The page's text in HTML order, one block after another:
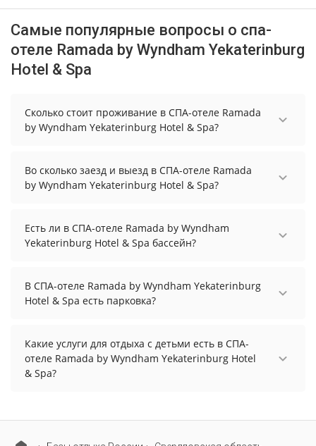
Самые популярные вопросы о спа-
отеле Ramada by Wyndham Yekaterinburg
Hotel & Spa
Сколько стоит проживание в СПА-отеле Ramada
by Wyndham Yekaterinburg Hotel & Spa?
в СПА-отеле Ramada by Wyndham Yekaterinburg
Hotel & Spa, выберите нужные даты и количество
гостей.
Во сколько заезд и выезд в СПА-отеле Ramada
by Wyndham Yekaterinburg Hotel & Spa?
осуществить до 12:00.
Есть ли в СПА-отеле Ramada by Wyndham
Yekaterinburg Hotel & Spa бассейн?
Wyndham Yekaterinburg Hotel & Spa бассейнов: 2.
А именно: крытый бассейн с джакузи, открытый
термальный бассейн. Более точную
менеджера.
В СПА-отеле Ramada by Wyndham Yekaterinburg
Hotel & Spa есть парковка?
Hotel & Spa есть парковка, уточните
информацию перед бронированием у
менеджера, возможно, услуга оплачивается
отдельно.
Какие услуги для отдыха с детьми есть в СПА-
отеле Ramada by Wyndham Yekaterinburg Hotel
& Spa?